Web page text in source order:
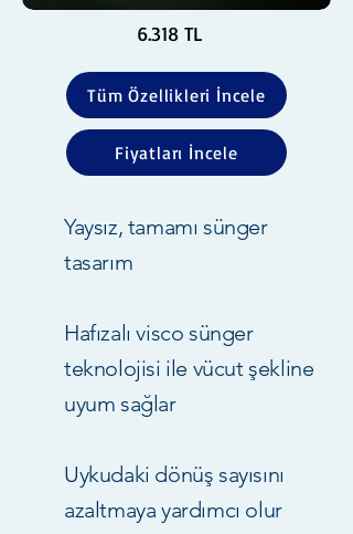
6.318 TL
Tüm Özellikleri İncele
Fiyatları İncele
Yaysız, tamamı sünger
tasarım
Hafızalı visco sünger
teknolojisi ile vücut şekline
uyum sağlar
Uykudaki dönüş sayısını
azaltmaya yardımcı olur